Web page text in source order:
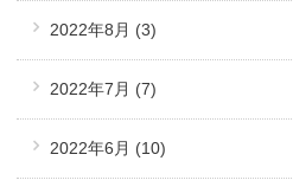
2022年8月 (3)
2022年7月 (7)
2022年6月 (10)